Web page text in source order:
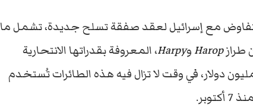
مع إسرائيل لعقد صفقة تسلح جديدة، تشمل ما
HaropوHarpy، المعروفة بقدراتها الانتحارية
وتُقدّر قيمة الصفقة بأكثر من 120 مليون دولار، في وقت لا تزال فيه هذه الطائرات تُستخدم